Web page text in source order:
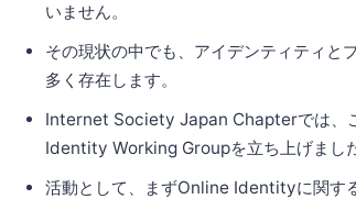
いません。
その現状の中でも、アイデンティティと
多く存在します。
Internet Society Japan Chapterでは、
Identity Working Groupを立ち上げました
活動として、まずOnline Identityに関す